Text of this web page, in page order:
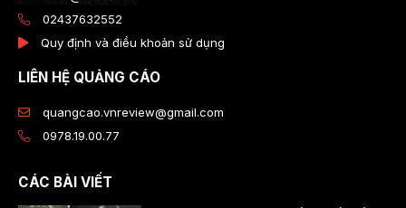
02437632552
Quy định và điều khoản sử dụng
LIÊN HỆ QUẢNG CÁO
quangcao.vnreview@gmail.com
0978.19.00.77
CÁC BÀI VIẾT